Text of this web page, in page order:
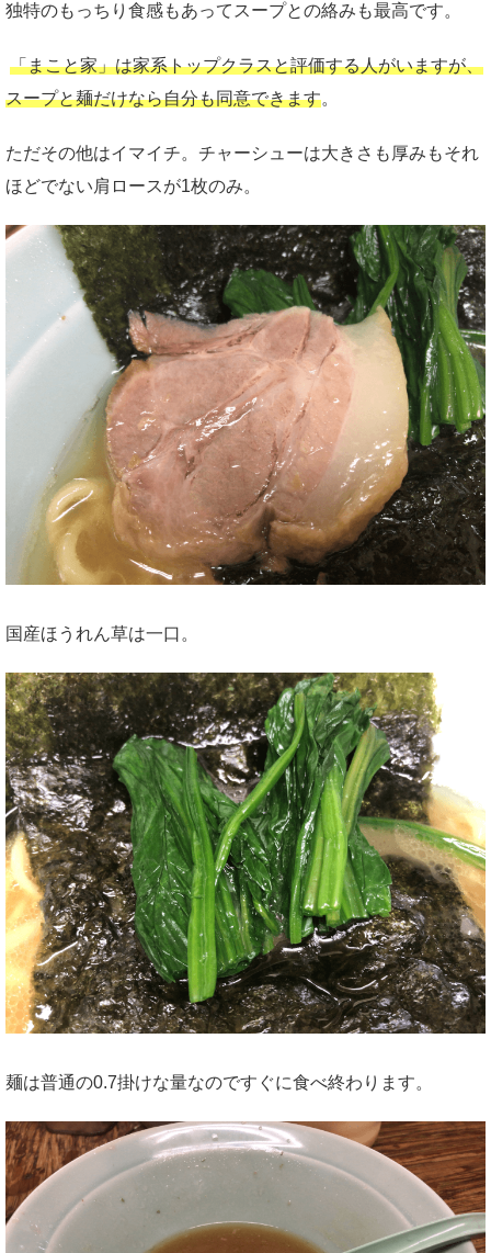
独特のもっちり食感もあってスープとの絡みも最高です。
「まこと家」は家系トップクラスと評価する人がいますが、
スープと麺だけなら自分も同意できます。
ただその他はイマイチ。チャーシューは大きさも厚みもそれ
ほどでない肩ロースが1枚のみ。
国産ほうれん草は一口。
麺は普通の0.7掛けな量なのですぐに食べ終わります。